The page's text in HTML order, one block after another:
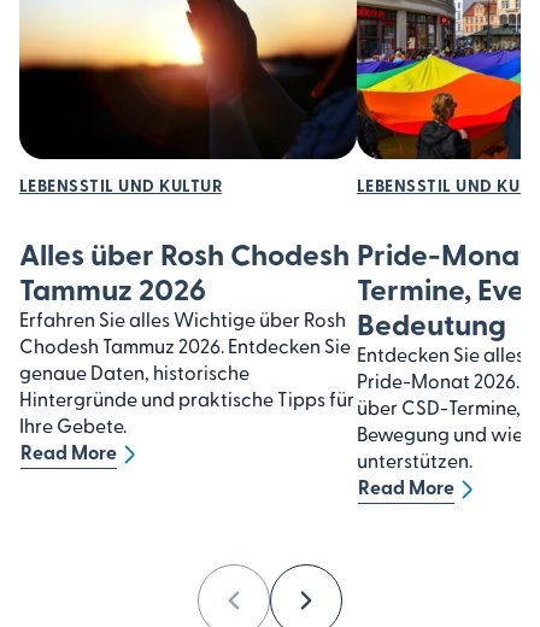
LEBENSSTIL UND KULTUR
Alles über Rosh Chodesh
Tammuz 2026
Erfahren Sie alles Wichtige über Rosh
Chodesh Tammuz 2026. Entdecken Sie
genaue Daten, historische
Hintergründe und praktische Tipps für
Ihre Gebete.
Read More
LEBENSSTIL UND
Pride-Monat
Termine,
Bedeutung
Entdecken Sie alles
Pride-Monat 2026.
über CSD-Termine,
Bewegung und wie
unterstützen.
Read More
PreviousNext